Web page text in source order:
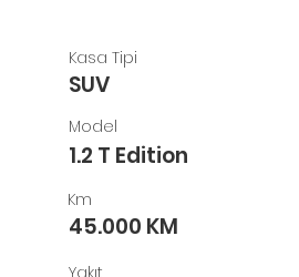
Kasa Tipi
SUV
Model
1.2 T Edition
Km
45.000 KM
Yakıt